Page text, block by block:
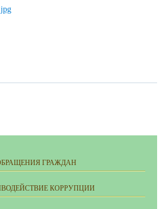
ГРАЖДАН
КОРРУПЦИИ